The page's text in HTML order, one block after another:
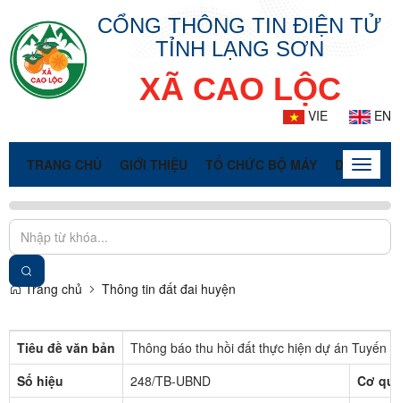
CỔNG THÔNG TIN ĐIỆN TỬ
TỈNH LẠNG SƠN
XÃ CAO LỘC
VIE EN
TRANG CHỦ GIỚI THIỆU TỔ CHỨC BỘ MÁY DOANH
Toggle
Trang chủ Thông tin đất đai huyện
Tiêu đề văn bản
Thông báo thu hồi đất thực hiện dự án Tuyến
Số hiệu
248/TB-UBND
Cơ